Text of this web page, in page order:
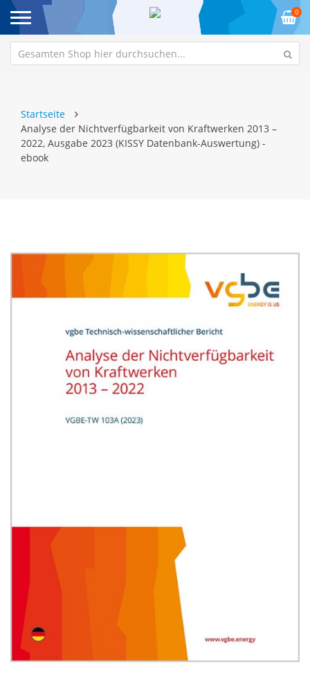
0
Startseite
Analyse der Nichtverfügbarkeit von Kraftwerken 2013 –
2022, Ausgabe 2023 (KISSY Datenbank-Auswertung) -
ebook